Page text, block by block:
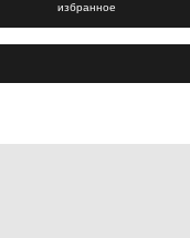
избранное